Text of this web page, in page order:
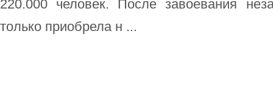
220.000 человек. После завоевания
только приобрела н ...